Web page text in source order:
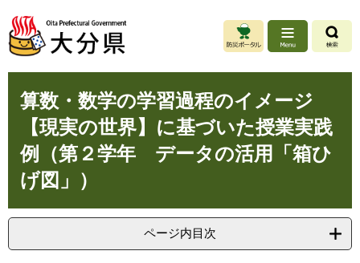
ジ
先
ュ
を
算数・数学の学習過程のイメージ
【現実の世界】に基づいた授業実践
例（第２学年 データの活用「箱ひ
げ図」）
ページ内目次